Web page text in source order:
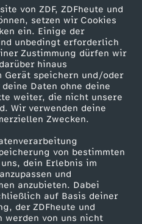
von ZDF, ZDFheute und
setzen wir Cookies
ein. Einige der
unbedingt erforderlich
Zustimmung dürfen wir
hinaus
Gerät speichern und/oder
Daten ohne deine
weiter, die nicht unsere
Wir verwenden deine
Zwecken.
von bestimmten
dein Erlebnis im
und
anzubieten. Dabei
auf Basis deiner
der ZDFheute und
werden von uns nicht
Service
ZDFmitreden
Kontakt zum ZDF
Tickets
Zuschauerservice
Hilfe